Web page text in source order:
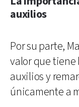
auxilios
Por su parte,
valor que
auxilios y
únicamente a